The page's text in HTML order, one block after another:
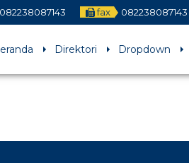
082238087143 fax 082238087143
Direktori Dropdown